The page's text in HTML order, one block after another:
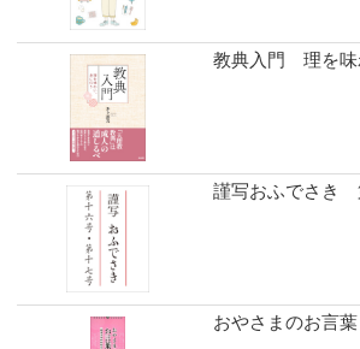
教典入門 理を味
謹写おふでさき
おやさまのお言